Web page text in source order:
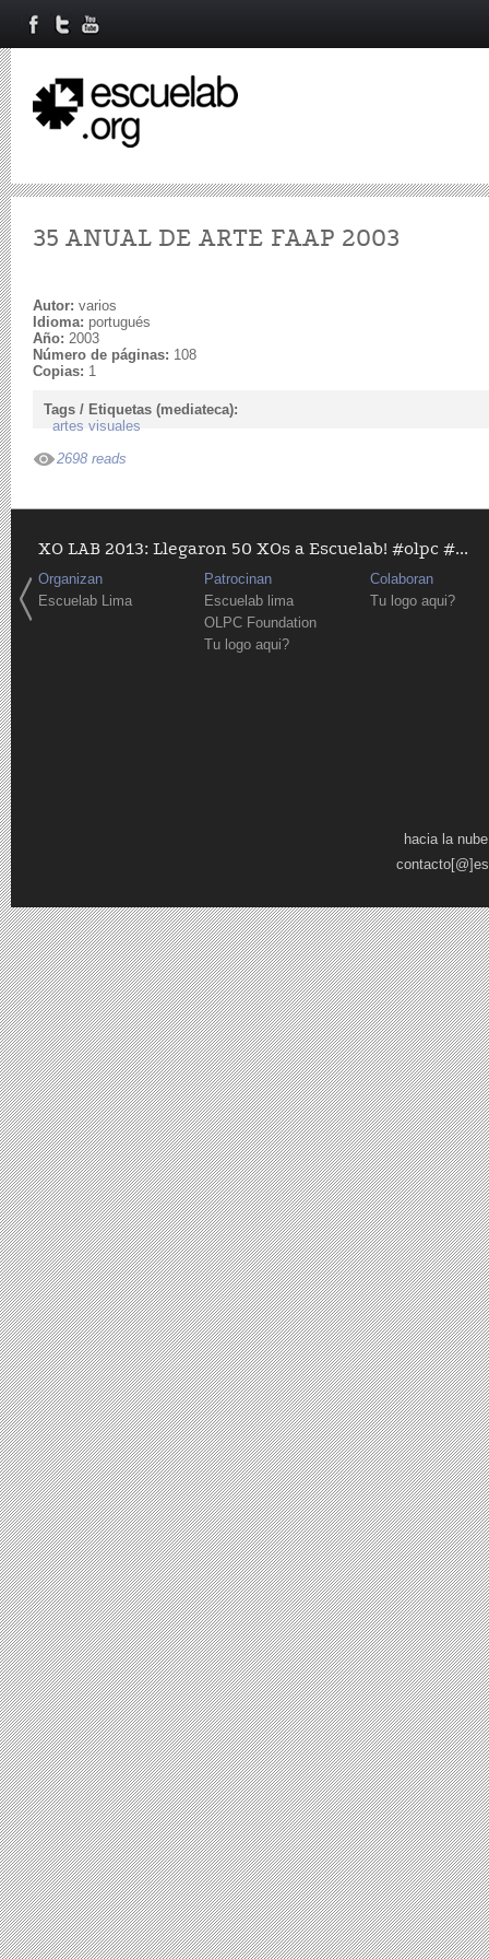
35 ANUAL DE ARTE FAAP 2003
Autor: varios
Idioma: portugués
Año: 2003
Número de páginas: 108
Copias: 1
Tags / Etiquetas (mediateca):
artes visuales
2698 reads
XO LAB 2013: Llegaron 50 XOs a Escuelab! #olpc #...
Organizan
Escuelab Lima
Patrocinan
Escuelab lima
OLPC Foundation
Tu logo aqui?
Colaboran
Tu logo aqui?
hacia la